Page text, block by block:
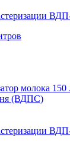
молока
(ВДПС)